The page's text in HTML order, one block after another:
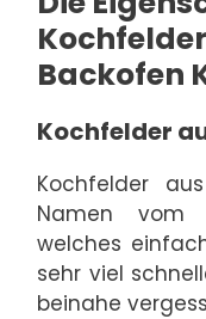
Backofen
Kochfelder
Kochfelder
Namen vom
welches
sehr viel
beinahe